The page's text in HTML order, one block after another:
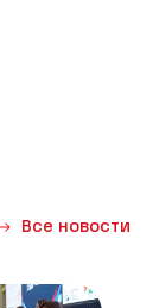
Все новости